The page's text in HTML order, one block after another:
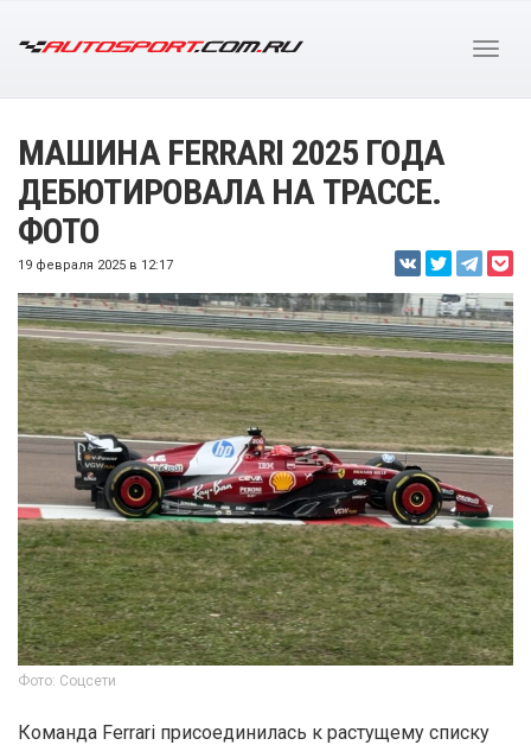
МАШИНА FERRARI 2025 ГОДА
ДЕБЮТИРОВАЛА НА ТРАССЕ.
ФОТО
19 февраля 2025 в 12:17
Фото: Соцсети
Команда Ferrari присоединилась к растущему списку